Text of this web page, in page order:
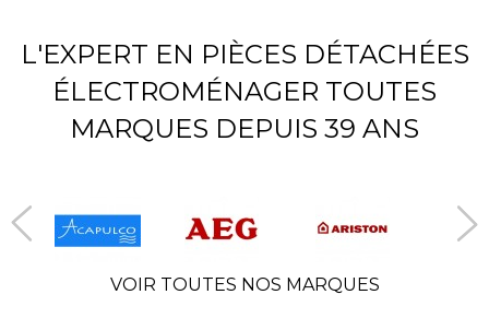
L'EXPERT EN PIÈCES DÉTACHÉES
ÉLECTROMÉNAGER TOUTES
MARQUES DEPUIS 39 ANS
VOIR TOUTES NOS MARQUES